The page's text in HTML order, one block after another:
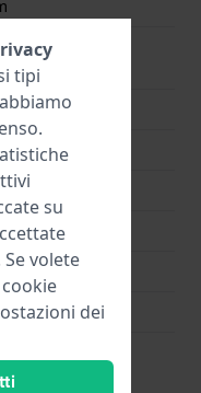
molla
tipi
su
volete
dei